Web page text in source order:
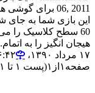
60 سطح کلاسیک را
هیجان انگیز را به
۱۷ مرداد ۱۳۹۰،‏ ۶:۴۲
صفحه ۱ از ۱(پست ۱ تا ۱)